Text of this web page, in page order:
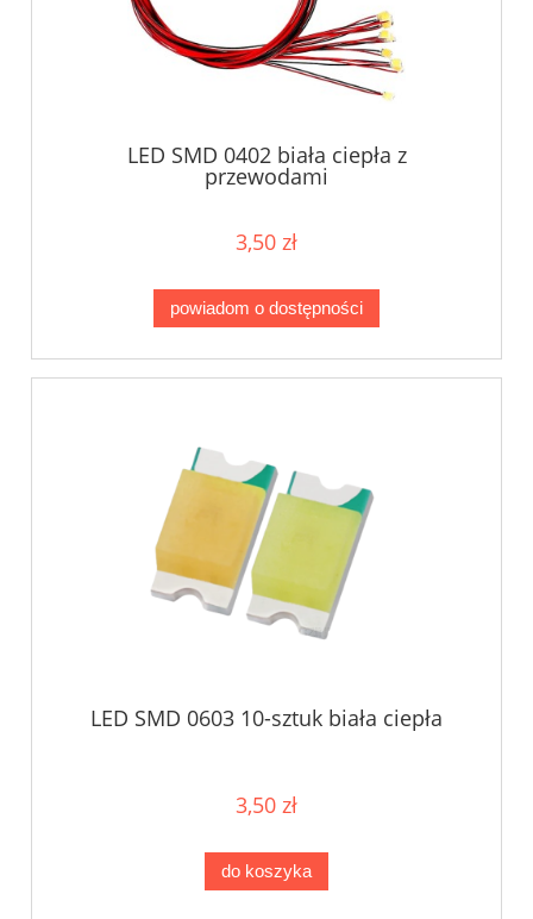
LED SMD 0402 biała ciepła z
przewodami
3,50 zł
powiadom o dostępności
LED SMD 0603 10-sztuk biała ciepła
3,50 zł
do koszyka